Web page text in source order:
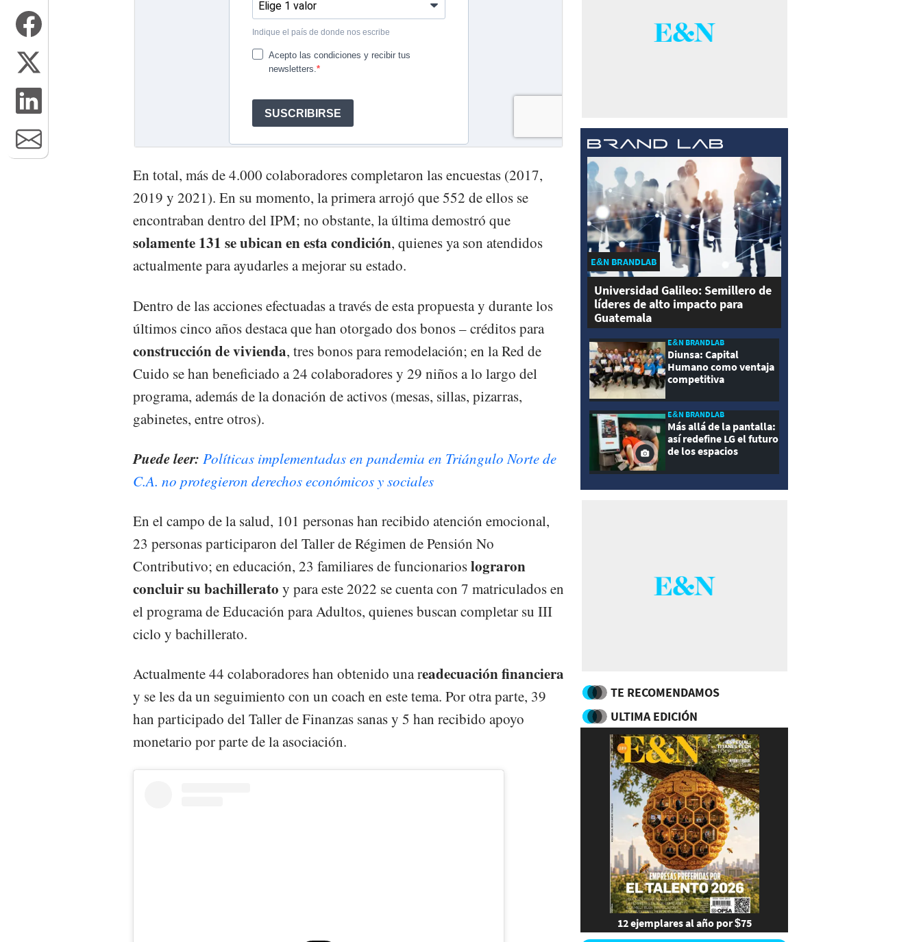
En total, más de 4.000 colaboradores completaron las encuestas (2017,
2019 y 2021). En su momento, la primera arrojó que 552 de ellos se
encontraban dentro del IPM; no obstante, la última demostró que
solamente 131 se ubican en esta condición, quienes ya son atendidos
actualmente para ayudarles a mejorar su estado.
Dentro de las acciones efectuadas a través de esta propuesta y durante los
últimos cinco años destaca que han otorgado dos bonos – créditos para
construcción de vivienda, tres bonos para remodelación; en la Red de
Cuido se han beneficiado a 24 colaboradores y 29 niños a lo largo del
programa, además de la donación de activos (mesas, sillas, pizarras,
gabinetes, entre otros).
Puede leer: Políticas implementadas en pandemia en Triángulo Norte de
C.A. no protegieron derechos económicos y sociales
En el campo de la salud, 101 personas han recibido atención emocional,
23 personas participaron del Taller de Régimen de Pensión No
Contributivo; en educación, 23 familiares de funcionarioslograron
concluir su bachillerato y para este 2022 se cuenta con 7 matriculados en
el programa de Educación para Adultos, quienes buscan completar su III
ciclo y bachillerato.
Actualmente 44 colaboradores han obtenido una readecuación financiera
y se les da un seguimiento con un coach en este tema. Por otra parte, 39
han participado del Taller de Finanzas sanas y 5 han recibido apoyo
monetario por parte de la asociación.
E&N BRANDLAB
Universidad Galileo: Semillero de
líderes de alto impacto para
Guatemala
E&N BRANDLAB
Diunsa: Capital
Humano como ventaja
competitiva
E&N BRANDLAB
Más allá de la pantalla:
así redefine LG el futuro
de los espacios
TE RECOMENDAMOS
ULTIMA EDICIÓN
12 ejemplares al año por $75